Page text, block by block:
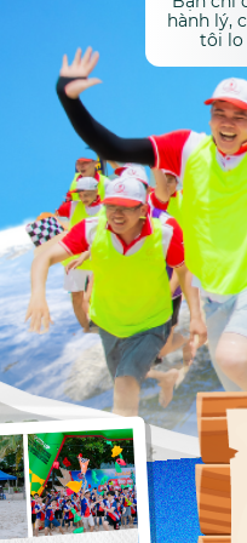
hành lý,
tôi lo